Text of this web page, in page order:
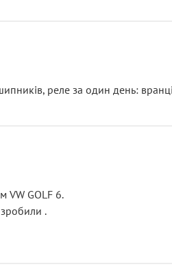
реле за один день:
VW GOLF 6.
.